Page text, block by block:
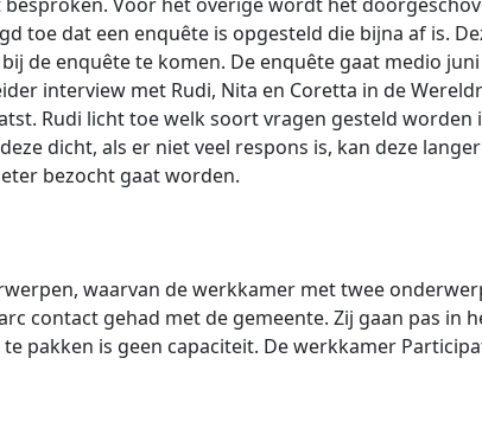
toe dat een enquête is opgesteld die bijna af is.
de enquête te komen. De enquête gaat medio
interview met Rudi, Nita en Coretta in de
Rudi licht toe welk soort vragen gesteld
dicht, als er niet veel respons is, kan deze
bezocht gaat worden.
waarvan de werkkamer met twee
contact gehad met de gemeente. Zij gaan pas in
pakken is geen capaciteit. De werkkamer